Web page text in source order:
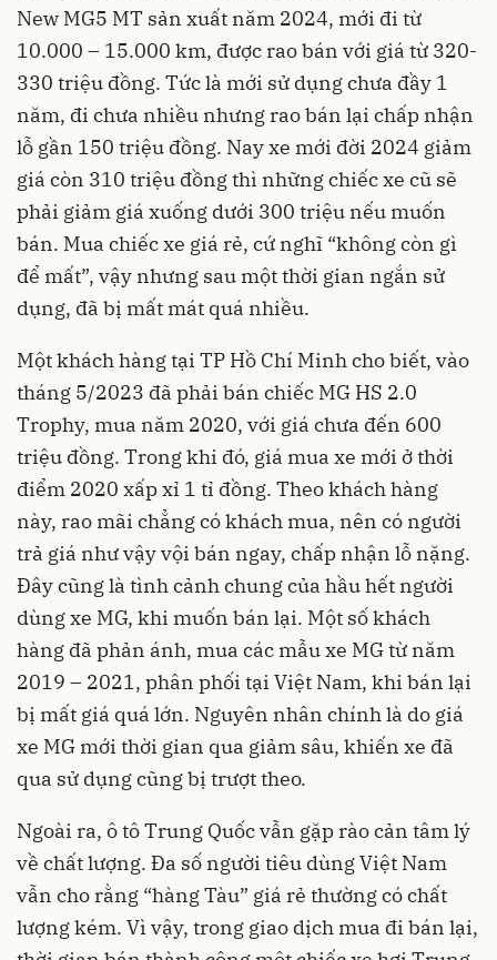
New MG5 MT sản xuất năm 2024, mới đi từ
10.000 – 15.000 km, được rao bán với giá từ 320-
330 triệu đồng. Tức là mới sử dụng chưa đầy 1
năm, đi chưa nhiều nhưng rao bán lại chấp nhận
lỗ gần 150 triệu đồng. Nay xe mới đời 2024 giảm
giá còn 310 triệu đồng thì những chiếc xe cũ sẽ
phải giảm giá xuống dưới 300 triệu nếu muốn
bán. Mua chiếc xe giá rẻ, cứ nghĩ “không còn gì
để mất”, vậy nhưng sau một thời gian ngắn sử
dụng, đã bị mất mát quá nhiều.
Một khách hàng tại TP Hồ Chí Minh cho biết, vào
tháng 5/2023 đã phải bán chiếc MG HS 2.0
Trophy, mua năm 2020, với giá chưa đến 600
triệu đồng. Trong khi đó, giá mua xe mới ở thời
điểm 2020 xấp xỉ 1 tỉ đồng. Theo khách hàng
này, rao mãi chẳng có khách mua, nên có người
trả giá như vậy vội bán ngay, chấp nhận lỗ nặng.
Đây cũng là tình cảnh chung của hầu hết người
dùng xe MG, khi muốn bán lại. Một số khách
hàng đã phản ánh, mua các mẫu xe MG từ năm
2019 – 2021, phân phối tại Việt Nam, khi bán lại
bị mất giá quá lớn. Nguyên nhân chính là do giá
xe MG mới thời gian qua giảm sâu, khiến xe đã
qua sử dụng cũng bị trượt theo.
Ngoài ra, ô tô Trung Quốc vẫn gặp rào cản tâm lý
về chất lượng. Đa số người tiêu dùng Việt Nam
vẫn cho rằng “hàng Tàu” giá rẻ thường có chất
lượng kém. Vì vậy, trong giao dịch mua đi bán lại,